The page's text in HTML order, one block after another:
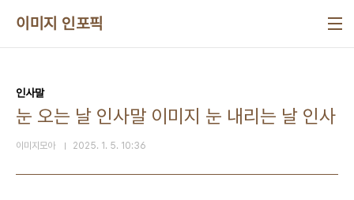
이미지 인포픽
인사말
눈 오는 날 인사말 이미지 눈 내리는 날 인사
이미지모아 2025. 1. 5. 10:36